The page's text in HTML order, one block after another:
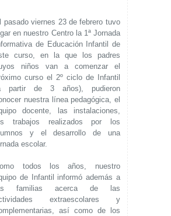
pasado viernes 23 de febrero tuvo
en nuestro Centro la 1ª Jornada
de Educación Infantil de
curso, en la que los padres
niños van a comenzar el
curso el 2º ciclo de Infantil
partir de 3 años), pudieron
nuestra línea pedagógica, el
docente, las instalaciones,
trabajos realizados por los
y el desarrollo de una
escolar.
todos los años, nuestro
de Infantil informó además a
familias acerca de las
extraescolares y
así como de los